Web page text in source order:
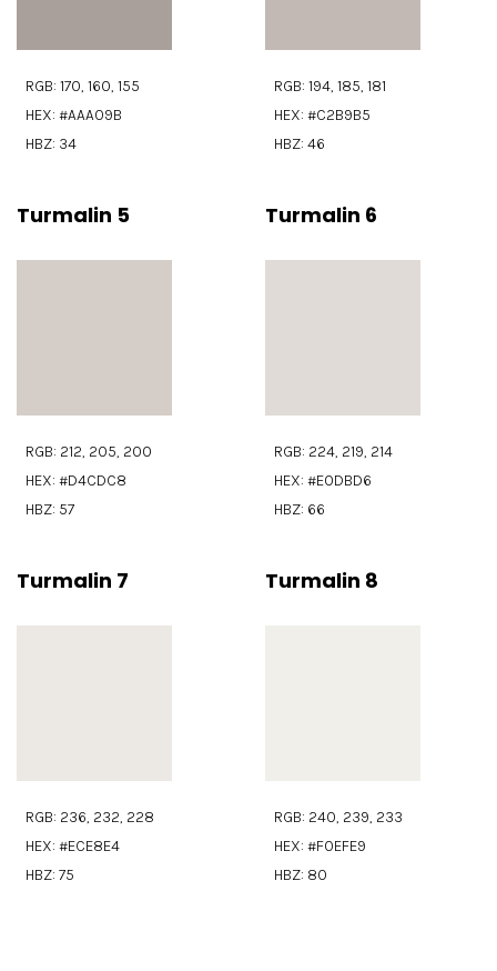
RGB: 170, 160, 155
HEX: #AAA09B
HBZ: 34
RGB: 194, 185, 181
HEX: #C2B9B5
HBZ: 46
Turmalin 5
RGB: 212, 205, 200
HEX: #D4CDC8
HBZ: 57
Turmalin 6
RGB: 224, 219, 214
HEX: #E0DBD6
HBZ: 66
Turmalin 7
RGB: 236, 232, 228
HEX: #ECE8E4
HBZ: 75
Turmalin 8
RGB: 240, 239, 233
HEX: #F0EFE9
HBZ: 80